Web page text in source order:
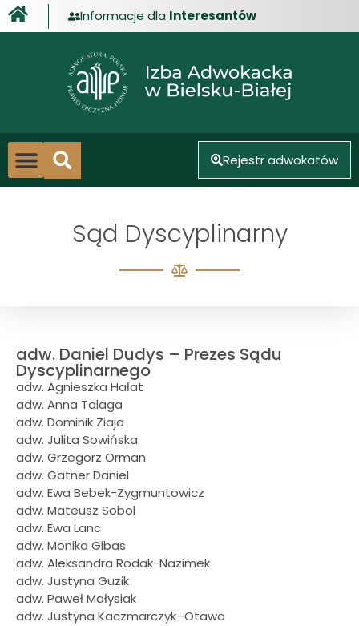
treści
Informacje dla Interesantów
Rejestr adwokatów
Sąd Dyscyplinarny
adw. Daniel Dudys – Prezes Sądu
Dyscyplinarnego
adw. Agnieszka Hałat
adw. Anna Talaga
adw. Dominik Ziaja
adw. Julita Sowińska
adw. Grzegorz Orman
adw. Gatner Daniel
adw. Ewa Bebek-Zygmuntowicz
adw. Mateusz Sobol
adw. Ewa Lanc
adw. Monika Gibas
adw. Aleksandra Rodak-Nazimek
adw. Justyna Guzik
adw. Paweł Małysiak
adw. Justyna Kaczmarczyk–Otawa